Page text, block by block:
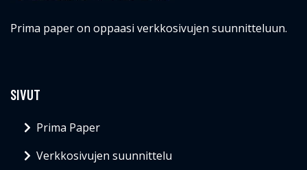
Prima paper on oppaasi verkkosivujen suunnitteluun.
SIVUT
Prima Paper
Verkkosivujen suunnittelu